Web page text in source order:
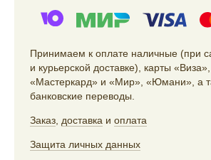
Принимаем к оплате наличные (при
и курьерской доставке), карты «Виза»,
«Мастеркард» и «Мир», «Юмани», а
банковские переводы.
Заказ доставка и оплата
Защита личных данных